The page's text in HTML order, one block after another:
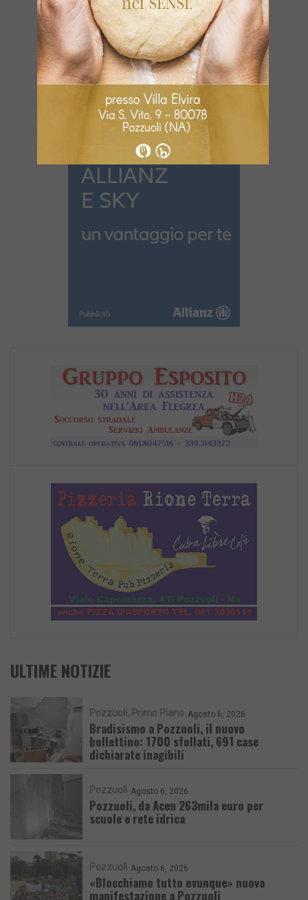
ULTIME NOTIZIE
Pozzuoli Primo Piano Agosto 6, 2026
Bradisismo a Pozzuoli, il nuovo
bollettino: 1700 sfollati, 691 case
dichiarate inagibili
Pozzuoli Agosto 6, 2026
Pozzuoli, da Acen 263mila euro per
scuole e rete idrica
Pozzuoli Agosto 6, 2026
«Blocchiamo tutto ovunque» nuova
manifestazione a Pozzuoli